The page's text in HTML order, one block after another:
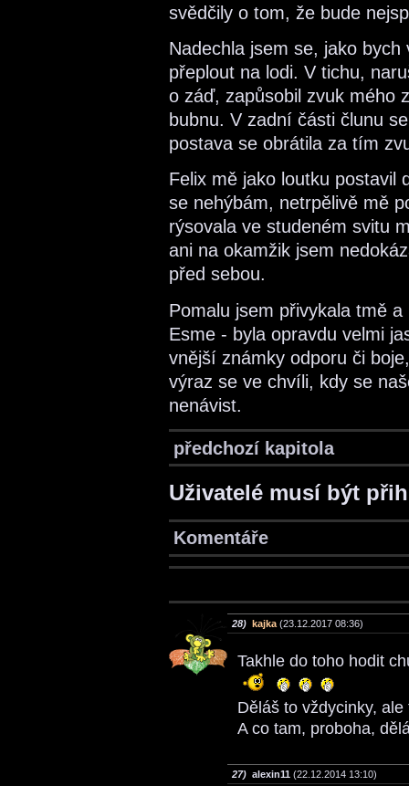
svědčily o tom, že bude
Nadechla jsem se, jako
přeplout na lodi. V tichu,
o záď, zapůsobil zvuk mého
bubnu. V zadní části člunu
postava se obrátila za tím
Felix mě jako loutku postavil
se nehýbám, netrpělivě mě
rýsovala ve studeném svitu
ani na okamžik jsem
před sebou.
Pomalu jsem přivykala tmě
Esme - byla opravdu velmi
vnější známky odporu či
výraz se ve chvíli, kdy se
nenávist.
předchozí kapitola
Uživatelé musí být
Komentáře
28) kajka (23.12.2017 08:36)
Takhle do toho hodit
Děláš to vždycinky,
A co tam, proboha,
27) alexin11 (22.12.2014 13:10)